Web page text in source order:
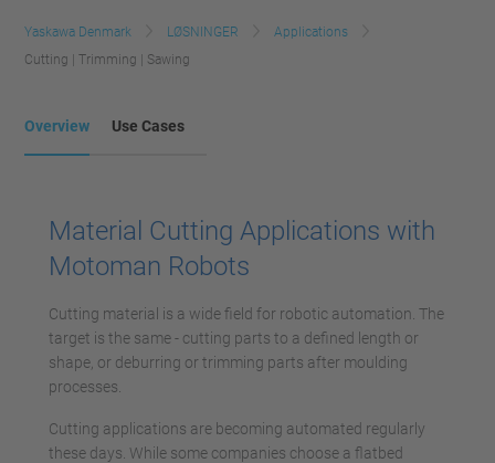
Yaskawa Denmark LØSNINGER
Applications
Cutting | Trimming | Sawing
Overview Use Cases
Material Cutting Applications with
Motoman Robots
Cutting material is a wide field for robotic automation. The
target is the same - cutting parts to a defined length or
shape, or deburring or trimming parts after moulding
processes.
Cutting applications are becoming automated regularly
these days. While some companies choose a flatbed